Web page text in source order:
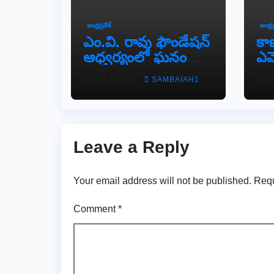
ఆంధ్రప్రదేశ్
ఎం.వి. రావు ఫౌండేషన్
ఆధ్వర్యంలో ఘనంగా
జాతీయ స్వాతంత్ర
సమరయోధుల
పురస్కారాలు
SAMBAIAH1
Leave a Reply
Your email address will not be published.
Comment*